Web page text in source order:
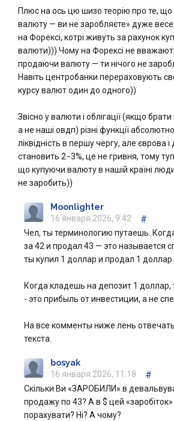
Плюс на ось цю шизо теорію про те,
валюту — ви не заробляєте» дуже
на Форексі, котрі живуть за рахунок
валюти))) Чому на Форексі не
продаючи валюту — ти нічого не
Навіть центробанки перераховують
курсу валют один до одного))
Звісно у валюти і облігації (якщо
а не наші овдп) різні функції
ліквідність в першу чергу, але єврова
становить 2−3%, це не гривня, тому
що купуючи валюту в нашій країні
не заробить))
Moonlighter
16 января 2026, 9:42
#
Чел, ты терминологию путаешь.
за 42 и продал 43 — это называется
ты купил 1 доллар и продал 1 доллар.
Когда кладешь на депозит 1 доллар,
- это прибыль от инвестиции, а не
На все комменты ниже лень
текста.
bosyak
16 января 2026, 11:18
#
Скільки Ви «ЗАРОБИЛИ» в
продажу по 43? А в $ цей
порахувати? Ні? А чому?